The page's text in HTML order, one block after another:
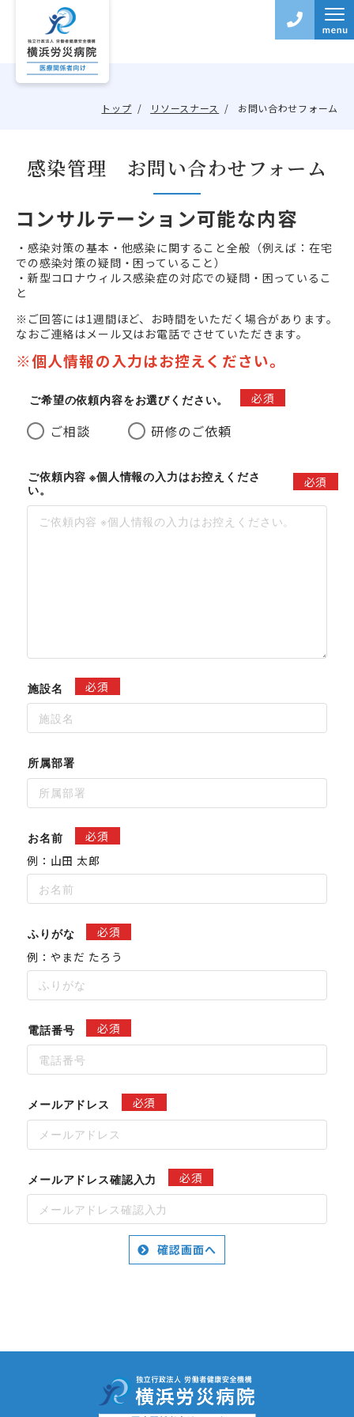
トップ リソースナース お問い合わせフォーム
感染管理 お問い合わせフォーム
コンサルテーション可能な内容
・感染対策の基本・他感染に関すること全般 （例えば：在宅
での感染対策の疑問・困っていること）
・新型コロナウィルス感染症の対応での疑問・困っているこ
と
※ご回答には1週間ほど、お時間をいただく場合があります。
なおご連絡はメール又はお電話でさせていただきます。
※個人情報の入力はお控えください。
ご希望の依頼内容をお選びください。 必須
ご相談 研修のご依頼
ご依頼内容 ※個人情報の入力はお控えくださ
い。
必須
施設名 必須
所属部署
お名前
必須
例：山田 太郎
ふりがな
必須
例：やまだ たろう
電話番号 必須
メールアドレス 必須
メールアドレス確認入力 必須
確認画面へ